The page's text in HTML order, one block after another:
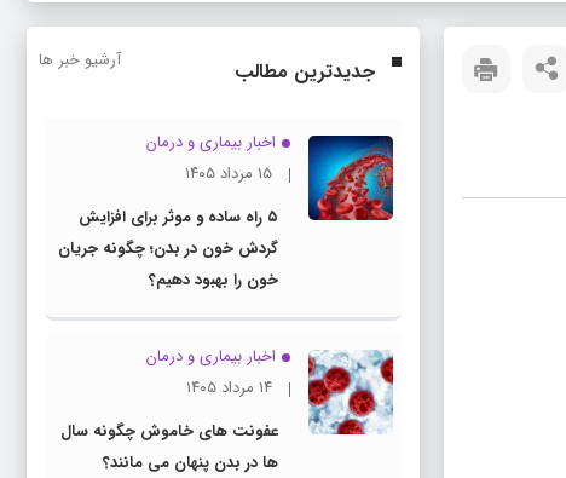
جدیدترین مطالب آرشیو خبر ها
اخبار بیماری و درمان
۱۵ مرداد ۱۴۰۵
۵ راه ساده و موثر برای افزایش
گردش خون در بدن؛ چگونه جریان
خون را بهبود دهیم؟
اخبار بیماری و درمان
۱۴ مرداد ۱۴۰۵
عفونت های خاموش چگونه سال
ها در بدن پنهان می مانند؟